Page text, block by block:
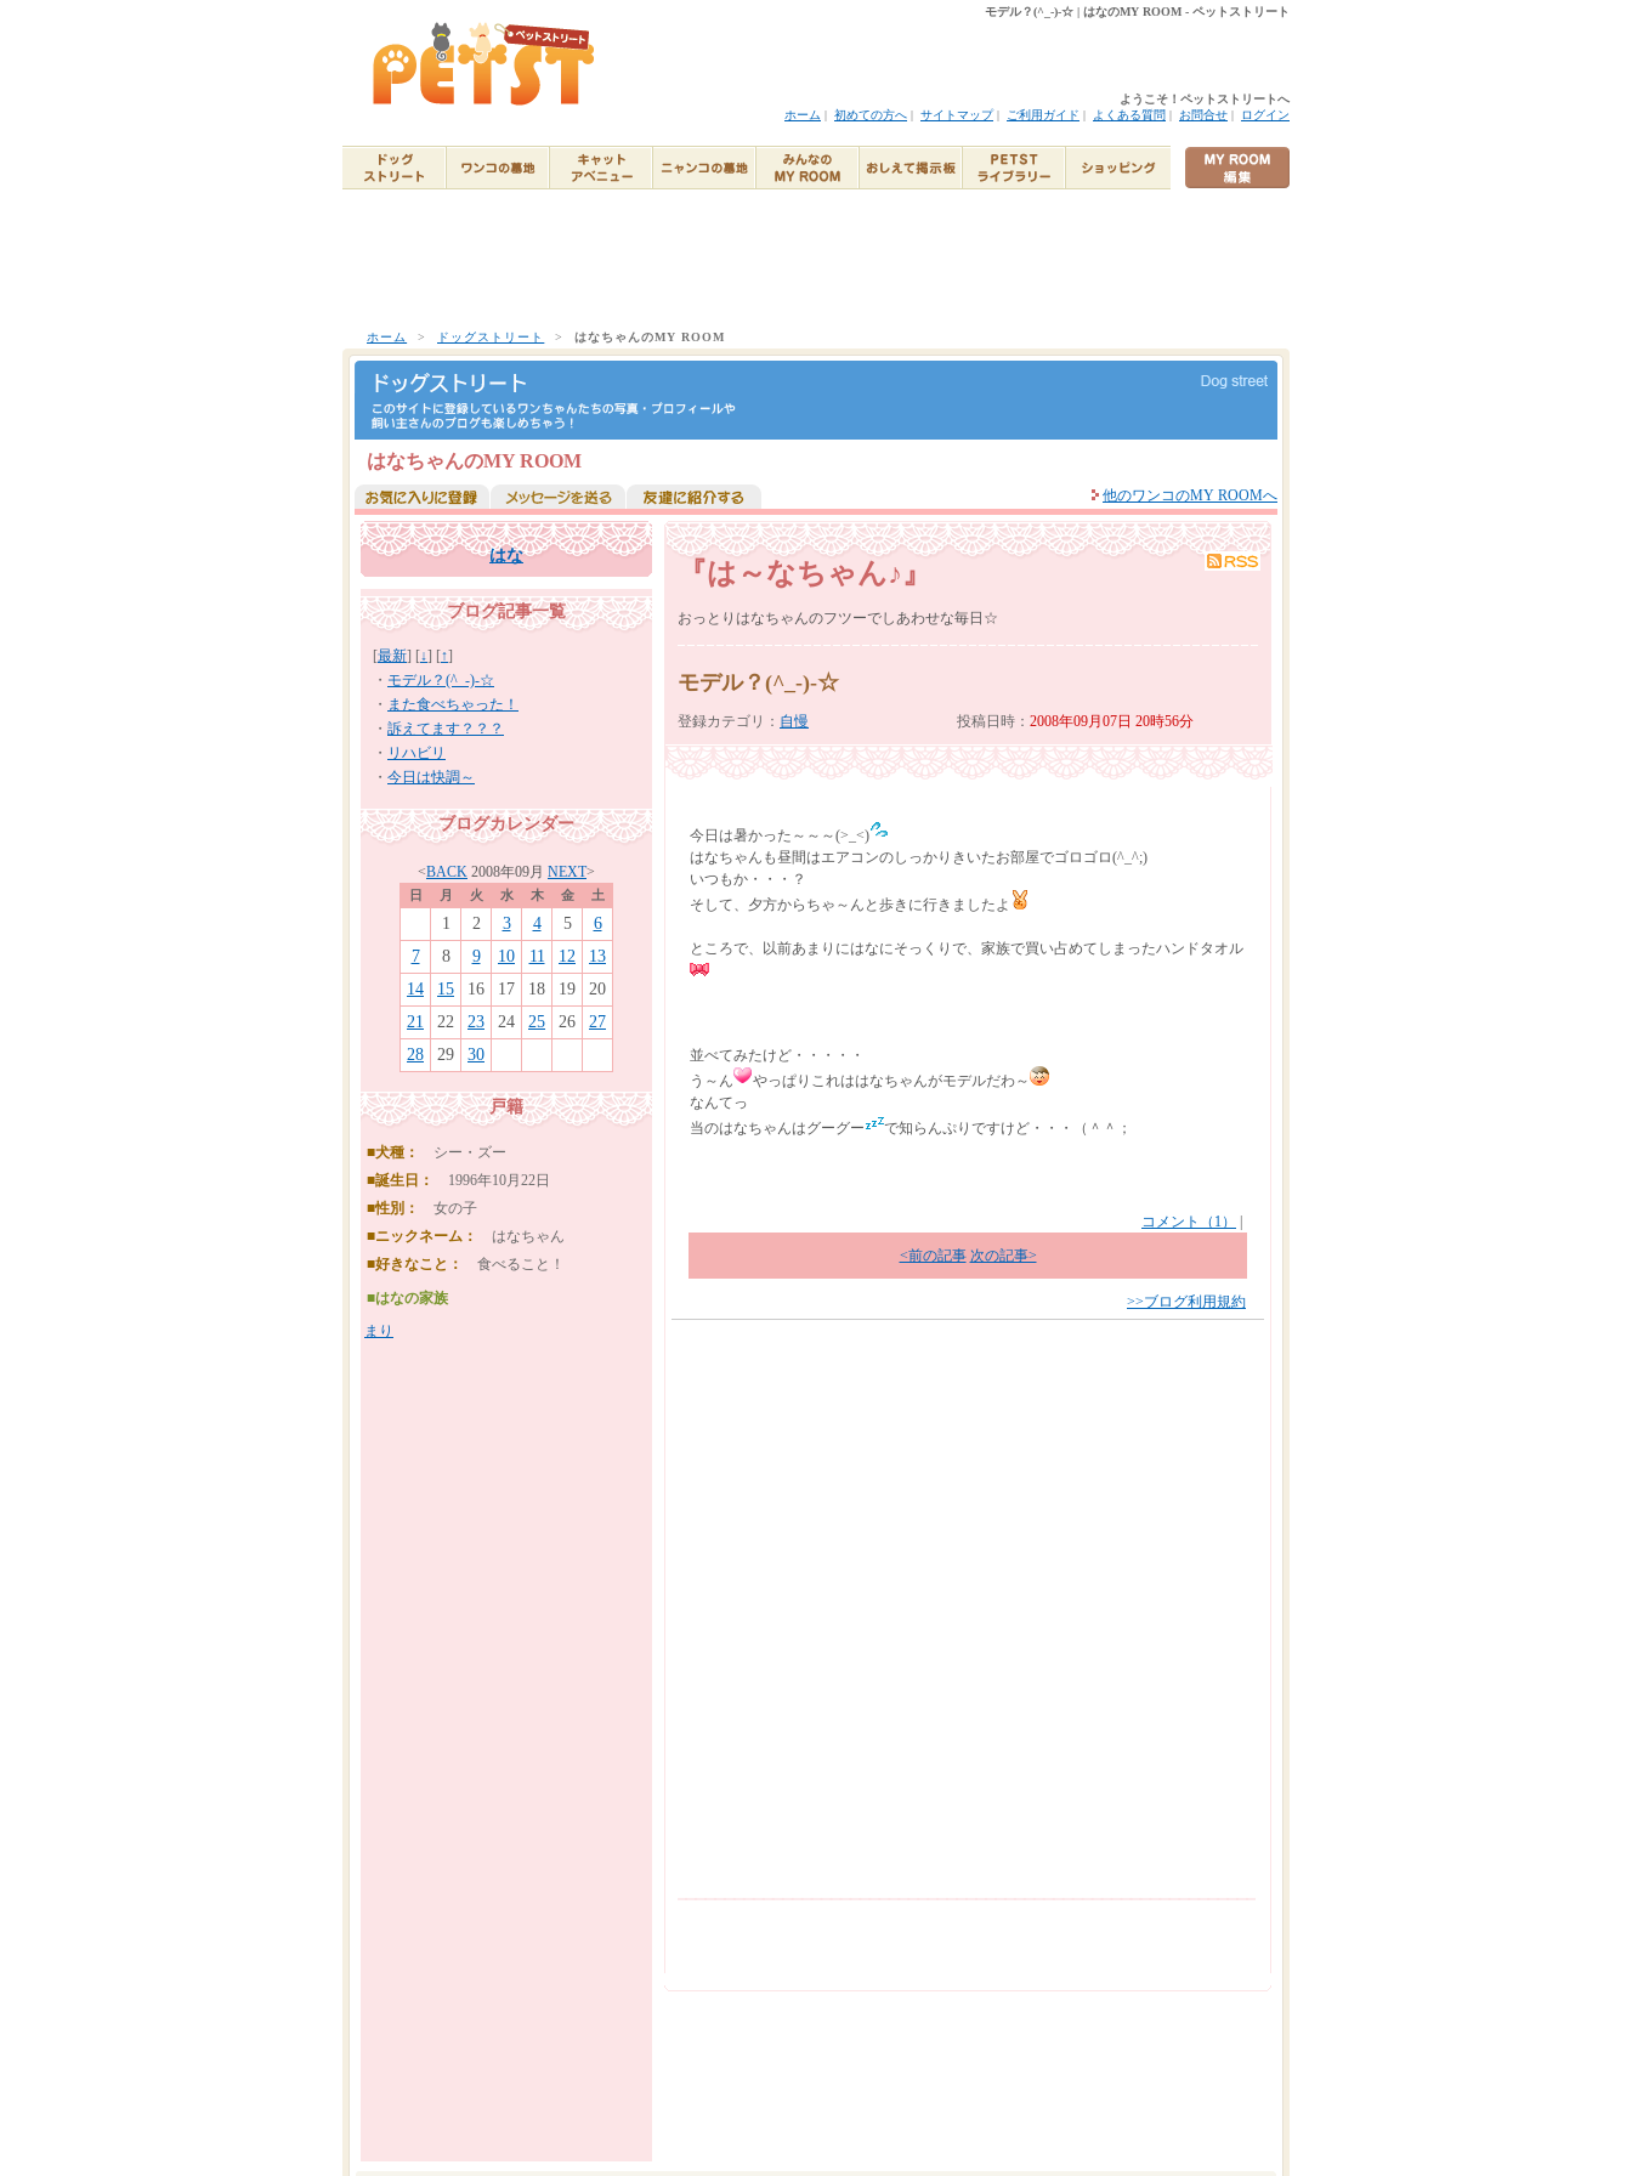
モデル？(^_-)-☆ | はなのMY ROOM - ペットストリート
ようこそ！ペットストリートへ
ホーム | 初めての方へ | サイトマップ| ご利用ガイド | よくある質問 | お問合せ | ログイン
ホーム > ドッグストリート > はなちゃんのMY ROOM
はなちゃんのMY ROOM
他のワンコのMY ROOMへ
はな
ブログ記事一覧
[最新] [↓] [↑]
・ モデル？(^_-)-☆
・ また食べちゃった！
・ 訴えてます？？？
・ リハビリ
・ 今日は快調～
ブログカレンダー
<BACK 2008年09月 NEXT>
日 月 火 水 木 金 土
1 2 3 4 5
6
7
8 9 10 11 12
13
14
15 16 17 18 19
20
21
22 23 24 25 26
27
28
29 30
戸籍
■犬種： シー・ズー
■誕生日： 1996年10月22日
■性別： 女の子
■ニックネーム： はなちゃん
■好きなこと： 食べること！
■はなの家族
まり
『は～なちゃん♪』
おっとりはなちゃんのフツーでしあわせな毎日☆
モデル？(^_-)-☆
登録カテゴリ： 自慢 投稿日時： 2008年09月07日 20時56分
今日は暑かった～～～(>_<)
はなちゃんも昼間はエアコンのしっかりきいたお部屋でゴロゴロ(^_^;)
いつもか・・・？
そして、夕方からちゃ～んと歩きに行きましたよ
ところで、以前あまりにはなにそっくりで、家族で買い占めてしまったハンドタオル
並べてみたけど・・・・・
う～ん
やっぱりこれははなちゃんがモデルだわ～
なんてっ
当のはなちゃんはグーグー
で知らんぷりですけど・・・（＾＾；
コメント（1）
<前の記事 次の記事>
>>ブログ利用規約